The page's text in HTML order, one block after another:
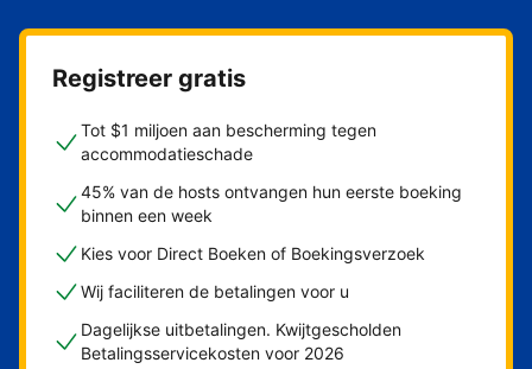
Registreer gratis
Tot $1 miljoen aan bescherming tegen
accommodatieschade
45% van de hosts ontvangen hun eerste boeking
binnen een week
Kies voor Direct Boeken of Boekingsverzoek
Wij faciliteren de betalingen voor u
Dagelijkse uitbetalingen. Kwijtgescholden
Betalingsservicekosten voor 2026